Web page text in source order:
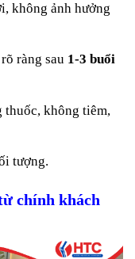
không ảnh hưởng
ràng sau 1-3 buổi
thuốc, không tiêm,
tượng.
chính khách